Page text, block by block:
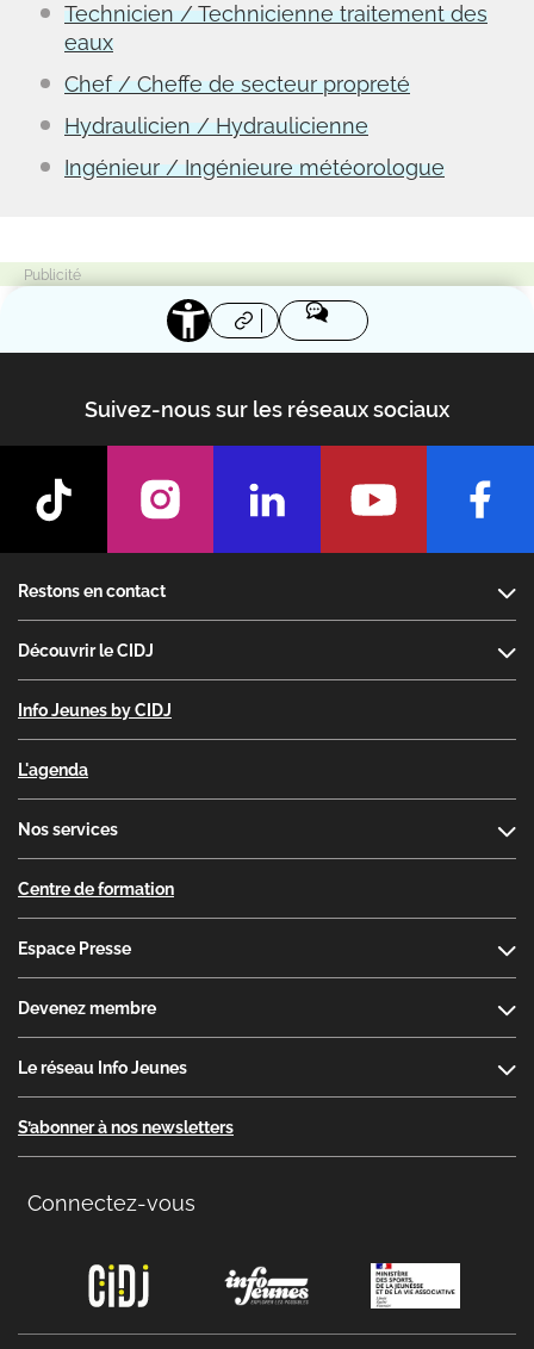
Technicien / Technicienne traitement des
eaux
Chef / Cheffe de secteur propreté
Hydraulicien / Hydraulicienne
Ingénieur / Ingénieure météorologue
Suivez-nous sur les réseaux sociaux
Restons en contact
Découvrir le CIDJ
Info Jeunes by CIDJ
L'agenda
Nos services
Centre de formation
Espace Presse
Devenez membre
Le réseau Info Jeunes
S’abonner à nos newsletters
Connectez-vous